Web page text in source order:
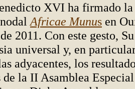
XVI ha firmado
Africae Munus en
2011. Con este gesto,
universal y, en
adyacentes, los
de la II Asamblea